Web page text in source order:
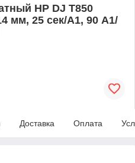
HP DJ T850
мм, 25 сек/А1, 90 А1/
Доставка Оплата